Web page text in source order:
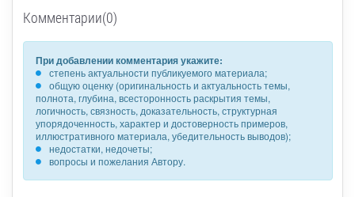
Комментарии(0)
При добавлении комментария укажите:
степень актуальности публикуемого материала;
общую оценку (оригинальность и актуальность темы,
полнота, глубина, всесторонность раскрытия темы,
логичность, связность, доказательность, структурная
упорядоченность, характер и достоверность примеров,
иллюстративного материала, убедительность выводов);
недостатки, недочеты;
вопросы и пожелания Автору.